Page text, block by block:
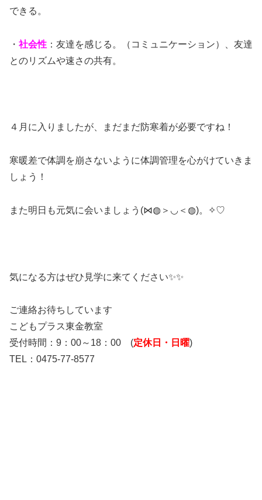
できる。
・ 社会性 ：友達を感じる。（コミュニケーション）、友達
とのリズムや速さの共有。
４月に入りましたが、まだまだ防寒着が必要ですね！
寒暖差で体調を崩さないように体調管理を心がけていきま
しょう！
また明日も元気に会いましょう(⋈◍＞◡＜◍)。✧♡
気になる方はぜひ見学に来てください✨✨
ご連絡お待ちしています
こどもプラス東金教室
受付時間：9：00～18：00 (定休日・日曜)
TEL：0475-77-8577